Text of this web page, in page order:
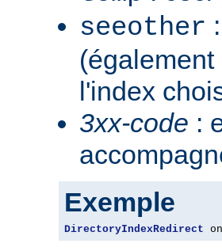
seeother
l'index
3xx-code :
Exemple
DirectoryIndexRedirect on